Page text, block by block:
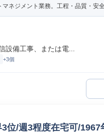
ネジメント業務。工程・品質・安
設備工事、または電...
+3個
位/週3程度在宅可/1967